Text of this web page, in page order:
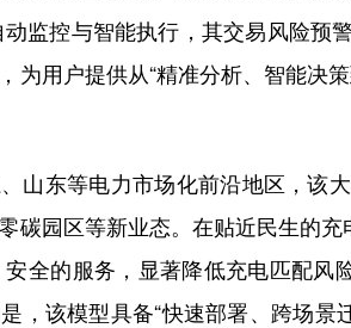
监控与智能执行，其交易风险预
为用户提供从“精准分析、智能决
东等电力市场化前沿地区，该大
碳园区等新业态。在贴近民生的充
全的服务，显著降低充电匹配风
，该模型具备“快速部署、跨场景